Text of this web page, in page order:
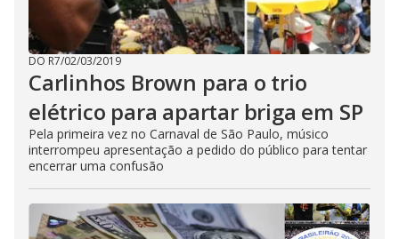
DO R7/02/03/2019
Carlinhos Brown para o trio
elétrico para apartar briga em SP
Pela primeira vez no Carnaval de São Paulo, músico
interrompeu apresentação a pedido do público para tentar
encerrar uma confusão